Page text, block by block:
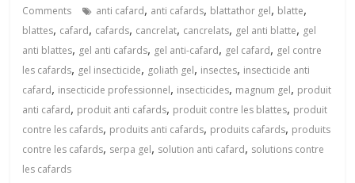
Comments
anti cafard, anti cafards, blattathor gel, blatte,
blattes, cafard, cafards, cancrelat, cancrelats, gel anti blatte, gel
anti blattes, gel anti cafards, gel anti-cafard, gel cafard, gel contre
les cafards, gel insecticide, goliath gel, insectes, insecticide anti
cafard, insecticide professionnel, insecticides, magnum gel, produit
anti cafard, produit anti cafards, produit contre les blattes, produit
contre les cafards, produits anti cafards, produits cafards, produits
contre les cafards, serpa gel, solution anti cafard, solutions contre
les cafards